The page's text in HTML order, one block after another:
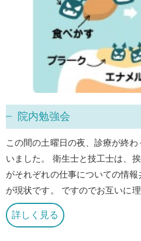
院内勉強会
この間の土曜日の夜、診療が終
いました。 衛生士と技工士は、
がそれぞれの仕事についての情
が現状です。 ですのでお互いに
詳しく見る